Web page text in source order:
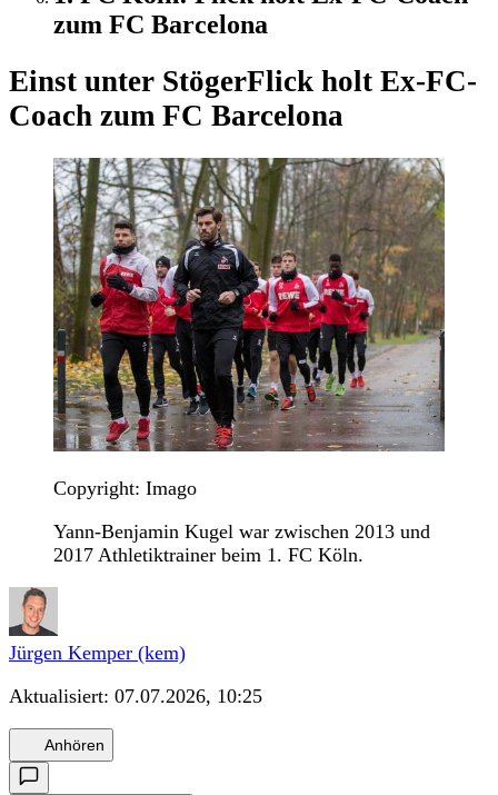
zum FC Barcelona
Einst unter StögerFlick holt Ex-FC-
Coach zum FC Barcelona
Copyright: Imago
Yann-Benjamin Kugel war zwischen 2013 und
2017 Athletiktrainer beim 1. FC Köln.
Jürgen Kemper (kem)
Aktualisiert: 07.07.2026, 10:25
Anhören